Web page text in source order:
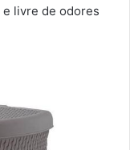
livre de odores